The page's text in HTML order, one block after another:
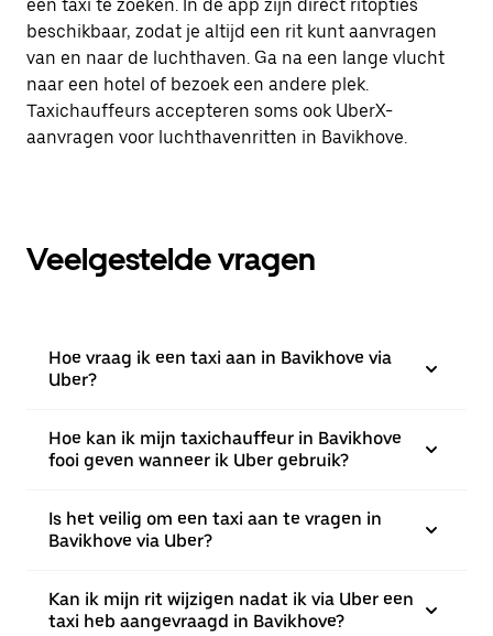
een taxi te zoeken. In de app zijn direct ritopties
beschikbaar, zodat je altijd een rit kunt aanvragen
van en naar de luchthaven. Ga na een lange vlucht
naar een hotel of bezoek een andere plek.
Taxichauffeurs accepteren soms ook UberX-
aanvragen voor luchthavenritten in Bavikhove.
Veelgestelde vragen
Hoe vraag ik een taxi aan in Bavikhove via
Uber?
Hoe kan ik mijn taxichauffeur in Bavikhove
fooi geven wanneer ik Uber gebruik?
Is het veilig om een taxi aan te vragen in
Bavikhove via Uber?
Kan ik mijn rit wijzigen nadat ik via Uber een
taxi heb aangevraagd in Bavikhove?